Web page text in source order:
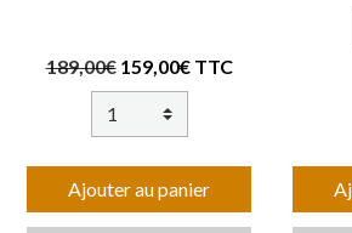
189,00€ 159,00€ TTC
Ajouter au panier